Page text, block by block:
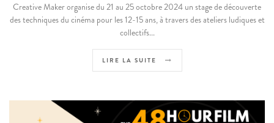
Creative Maker organise du 21 au 25 octobre 2024 un stage de découverte
des techniques du cinéma pour les 12-15 ans, à travers des ateliers ludiques et
collectifs...
LIRE LA SUITE